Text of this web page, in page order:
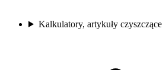
Kalkulatory, artykuły czyszczące